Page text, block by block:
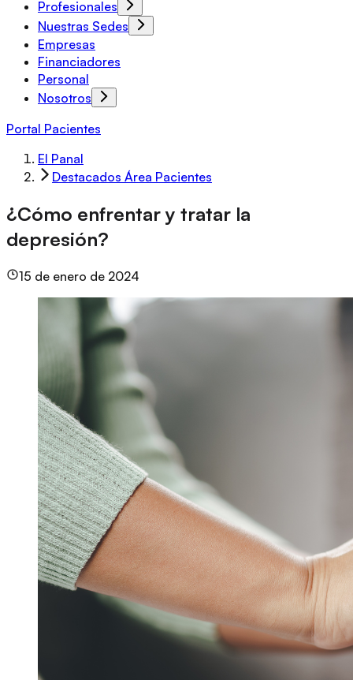
Profesionales
Nuestras Sedes
Empresas
Financiadores
Personal
Nosotros
Portal Pacientes
El Panal
Destacados Área Pacientes
¿Cómo enfrentar y tratar la
depresión?
15 de enero de 2024